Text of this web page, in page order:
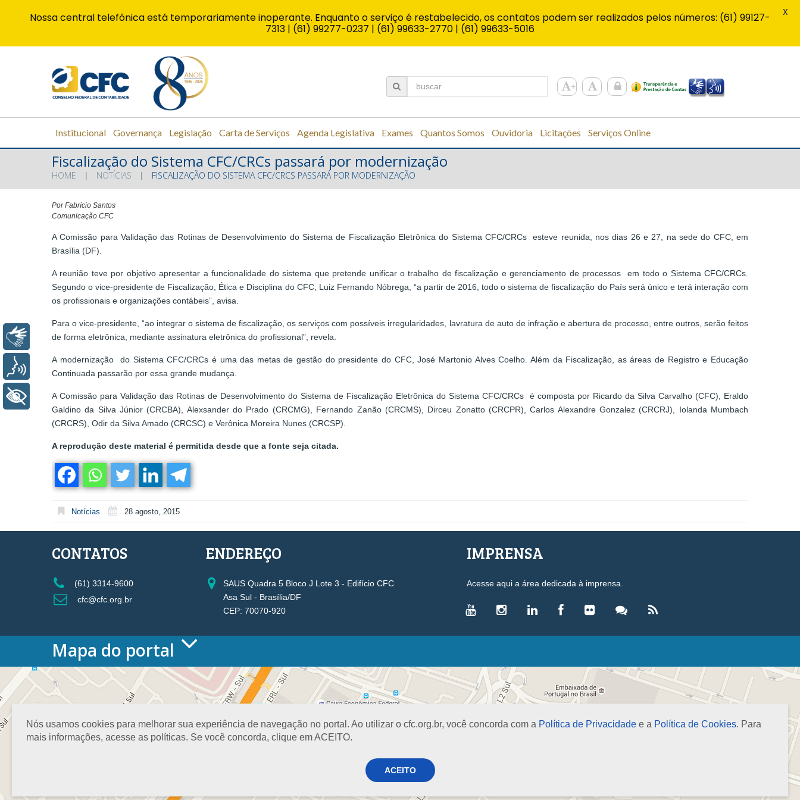
Institucional Governança Legislação Carta de Serviços Agenda Legislativa Exames Quantos Somos Ouvidoria Licitações Serviços Online
Fiscalização do Sistema CFC/CRCs passará por modernização
HOME NOTÍCIAS FISCALIZAÇÃO DO SISTEMA CFC/CRCS PASSARÁ POR MODERNIZAÇÃO
Por Fabrício Santos
Comunicação CFC
A Comissão para Validação das Rotinas de Desenvolvimento do Sistema de Fiscalização Eletrônica do Sistema CFC/CRCs esteve reunida, nos dias 26 e 27, na sede do CFC, em
Brasília (DF).
A reunião teve por objetivo apresentar a funcionalidade do sistema que pretende unificar o trabalho de fiscalização e gerenciamento de processos em todo o Sistema CFC/CRCs.
Segundo o vice-presidente de Fiscalização, Ética e Disciplina do CFC, Luiz Fernando Nóbrega, “a partir de 2016, todo o sistema de fiscalização do País será único e terá interação com
os profissionais e organizações contábeis”, avisa.
Para o vice-presidente, “ao integrar o sistema de fiscalização, os serviços com possíveis irregularidades, lavratura de auto de infração e abertura de processo, entre outros, serão feitos
de forma eletrônica, mediante assinatura eletrônica do profissional”, revela.
A modernização do Sistema CFC/CRCs é uma das metas de gestão do presidente do CFC, José Martonio Alves Coelho. Além da Fiscalização, as áreas de Registro e Educação
Continuada passarão por essa grande mudança.
A Comissão para Validação das Rotinas de Desenvolvimento do Sistema de Fiscalização Eletrônica do Sistema CFC/CRCs é composta por Ricardo da Silva Carvalho (CFC), Eraldo
Galdino da Silva Júnior (CRCBA), Alexsander do Prado (CRCMG), Fernando Zanão (CRCMS), Dirceu Zonatto (CRCPR), Carlos Alexandre Gonzalez (CRCRJ), Iolanda Mumbach
(CRCRS), Odir da Silva Amado (CRCSC) e Verônica Moreira Nunes (CRCSP).
A reprodução deste material é permitida desde que a fonte seja citada.
Notícias 28 agosto, 2015
Nós usamos cookies para melhorar sua experiência de navegação no portal. Ao utilizar o cfc.org.br, você concorda com a Política de Privacidade e a Política de Cookies. Para
mais informações, acesse as políticas. Se você concorda, clique em ACEITO.
ACEITO
CONTATOS
(61) 3314-9600
cfc@cfc.org.br
ENDEREÇO
SAUS Quadra 5 Bloco J Lote 3 - Edifício CFC
Asa Sul - Brasília/DF
CEP: 70070-920
IMPRENSA
Acesse aqui a área dedicada à imprensa.
Mapa do portal
HOME
O CONSELHO
Conselho Diretor
Planejamento
Organograma
O Presidente
VICE-PRESIDÊNCIAS
Administrativa
Controle Interno
Governança e Gestão Estratégica
Fiscalização, Ética e Disciplina
PROJETOS E PROGRAMAS
Excelência na Contabilidade
LEGISLAÇÃO
Decretos-Lei
Normas Brasileiras de Contabilidade
Revista Brasileira de Contabilidade (RBC)
Nossa central telefônica está temporariamente inoperante. Enquanto o serviço é restabelecido, os contatos podem ser realizados pelos números: (61) 99127-
7313 | (61) 99277-0237 | (61) 99633-2770 | (61) 99633-5016
X
Libras
+ Acessibilidade